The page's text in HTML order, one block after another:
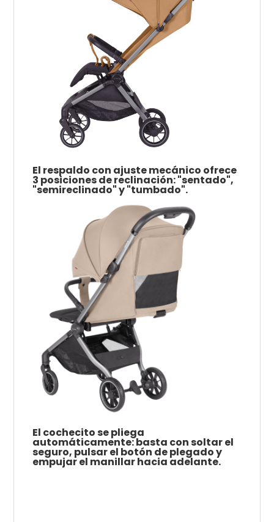
El respaldo con ajuste mecánico ofrece
3 posiciones de reclinación: "sentado",
"semireclinado" y "tumbado".
El cochecito se pliega
automáticamente: basta con soltar el
seguro, pulsar el botón de plegado y
empujar el manillar hacia adelante.